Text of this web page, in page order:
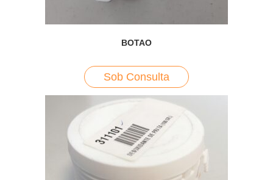
BOTAO
Sob Consulta